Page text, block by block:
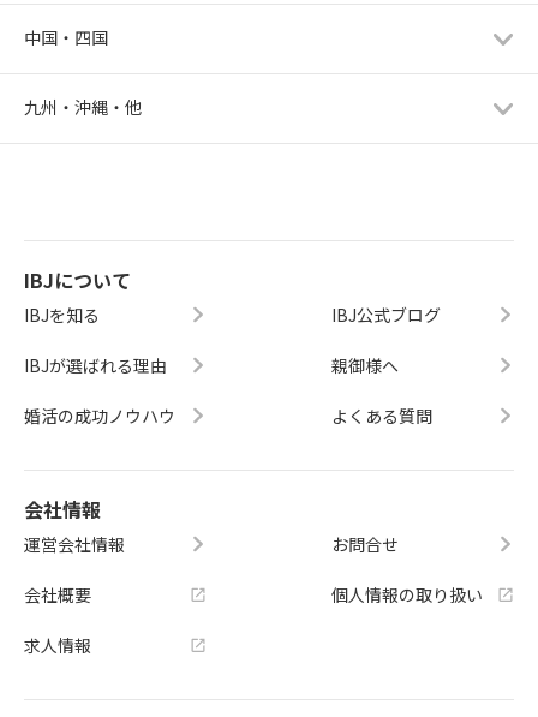
中国・四国
九州・沖縄・他
IBJについて
IBJを知る
IBJが選ばれる理由
婚活の成功ノウハウ
IBJ公式ブログ
親御様へ
よくある質問
会社情報
運営会社情報
会社概要
求人情報
お問合せ
個人情報の取り扱い